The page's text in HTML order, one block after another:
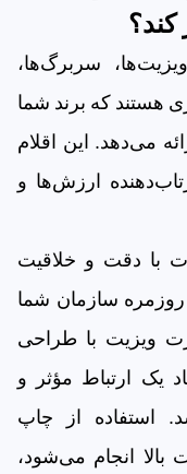
کند؟
سربرگ‌ها،
هستند که برند شما
می‌دهد. این اقلام
ارزش‌ها و
با دقت و خلاقیت
روزمره سازمان شما
ویزیت با طراحی
یک ارتباط مؤثر و
استفاده از چاپ
بالا انجام می‌شود،